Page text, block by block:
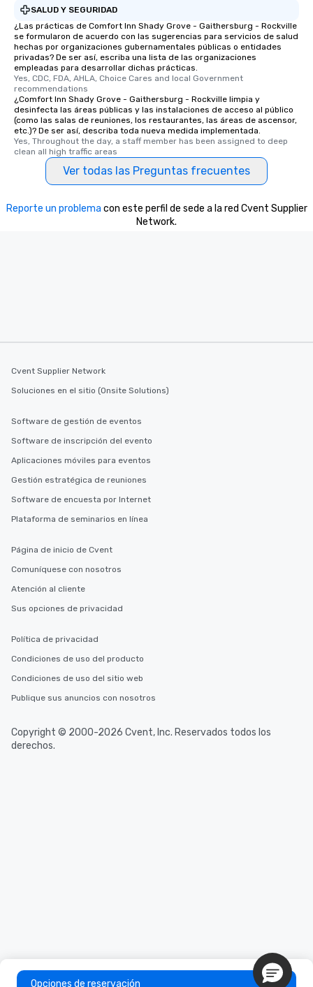
SALUD Y SEGURIDAD
¿Las prácticas de Comfort Inn Shady Grove - Gaithersburg - Rockville
se formularon de acuerdo con las sugerencias para servicios de salud
hechas por organizaciones gubernamentales públicas o entidades
privadas? De ser así, escriba una lista de las organizaciones
empleadas para desarrollar dichas prácticas.
Yes, CDC, FDA, AHLA, Choice Cares and local Government
recommendations
¿Comfort Inn Shady Grove - Gaithersburg - Rockville limpia y
desinfecta las áreas públicas y las instalaciones de acceso al público
(como las salas de reuniones, los restaurantes, las áreas de ascensor,
etc.)? De ser así, describa toda nueva medida implementada.
Yes, Throughout the day, a staff member has been assigned to deep
clean all high traffic areas
Ver todas las Preguntas frecuentes
Opciones de reservación
Reporte un problema con este perfil de sede a la red Cvent Supplier
Network.
Cvent Supplier Network
Soluciones en el sitio (Onsite Solutions)
Software de gestión de eventos
Software de inscripción del evento
Aplicaciones móviles para eventos
Gestión estratégica de reuniones
Software de encuesta por Internet
Plataforma de seminarios en línea
Página de inicio de Cvent
Comuníquese con nosotros
Atención al cliente
Sus opciones de privacidad
Política de privacidad
Condiciones de uso del producto
Condiciones de uso del sitio web
Publique sus anuncios con nosotros
Copyright © 2000-2026 Cvent, Inc. Reservados todos los
derechos.